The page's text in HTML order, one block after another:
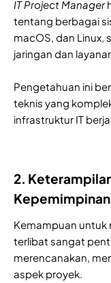
IT Project Manager
tentang berbagai
macOS, dan Linux,
jaringan dan
Pengetahuan ini
teknis yang
infrastruktur IT
2.
Kepemimpinan
Kemampuan untuk
terlibat sangat
merencanakan,
aspek proyek.